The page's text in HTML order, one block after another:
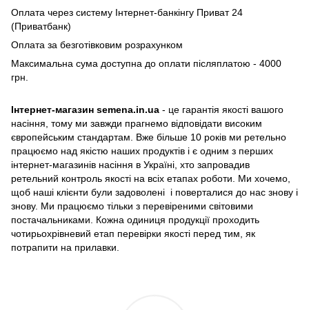
Оплата через систему Інтернет-банкінгу Приват 24
(Приватбанк)
Оплата за безготівковим розрахунком
Максимальна сума доступна до оплати післяплатою - 4000
грн.
Інтернет-магазин semena.in.ua - це гарантія якості вашого
насіння, тому ми завжди прагнемо відповідати високим
європейським стандартам. Вже більше 10 років ми ретельно
працюємо над якістю наших продуктів і є одним з перших
інтернет-магазинів насіння в Україні, хто запровадив
ретельний контроль якості на всіх етапах роботи. Ми хочемо,
щоб наші клієнти були задоволені і поверталися до нас знову і
знову. Ми працюємо тільки з перевіреними світовими
постачальниками. Кожна одиниця продукції проходить
чотирьохрівневий етап перевірки якості перед тим, як
потрапити на прилавки.